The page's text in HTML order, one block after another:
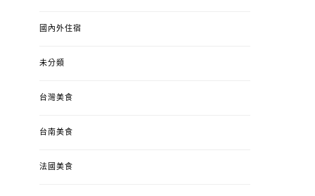
國內外住宿
未分類
台灣美食
台南美食
法國美食